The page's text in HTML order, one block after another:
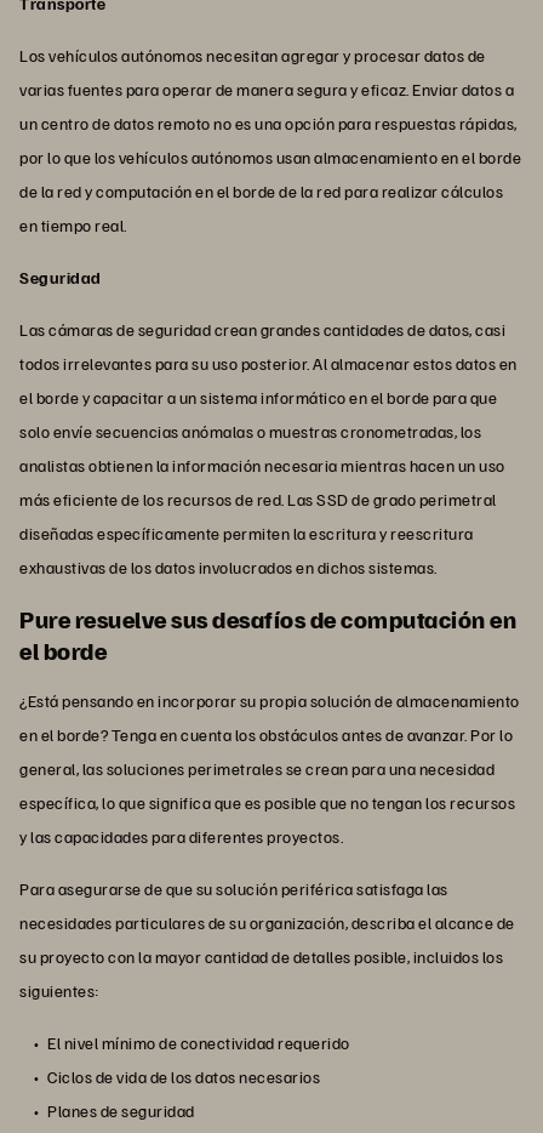
Los vehículos autónomos necesitan agregar y procesar datos de
varias fuentes para operar de manera segura y eficaz. Enviar datos a
un centro de datos remoto no es una opción para respuestas rápidas,
por lo que los vehículos autónomos usan almacenamiento en el borde
de la red y computación en el borde de la red para realizar cálculos
en tiempo real.
Seguridad
Las cámaras de seguridad crean grandes cantidades de datos, casi
todos irrelevantes para su uso posterior. Al almacenar estos datos en
el borde y capacitar a un sistema informático en el borde para que
solo envíe secuencias anómalas o muestras cronometradas, los
analistas obtienen la información necesaria mientras hacen un uso
más eficiente de los recursos de red. Las SSD de grado perimetral
diseñadas específicamente permiten la escritura y reescritura
exhaustivas de los datos involucrados en dichos sistemas.
Pure resuelve sus desafíos de computación en
el borde
¿Está pensando en incorporar su propia solución de almacenamiento
en el borde? Tenga en cuenta los obstáculos antes de avanzar. Por lo
general, las soluciones perimetrales se crean para una necesidad
específica, lo que significa que es posible que no tengan los recursos
y las capacidades para diferentes proyectos.
Para asegurarse de que su solución periférica satisfaga las
necesidades particulares de su organización, describa el alcance de
su proyecto con la mayor cantidad de detalles posible, incluidos los
siguientes:
El nivel mínimo de conectividad requerido
Ciclos de vida de los datos necesarios
Planes de seguridad